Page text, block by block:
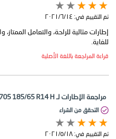
تم التقييم في: ١٤‏/٦‏/٢٠٢١
إطارات مثالية للراحة، والتعامل
للغاية.
قراءة المراجعة باللغة الأصلية
مراجعة الإطارات لـ Dunlop SP SPORT LM705 185/65 R14 H
التحقق من الشراء
تم التقييم في: ١٨‏/٥‏/٢٠٢١